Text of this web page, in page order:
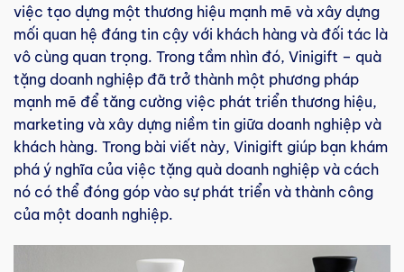
việc tạo dựng một thương hiệu mạnh mẽ và xây dựng
mối quan hệ đáng tin cậy với khách hàng và đối tác là
vô cùng quan trọng. Trong tầm nhìn đó, Vinigift – quà
tặng doanh nghiệp đã trở thành một phương pháp
mạnh mẽ để tăng cường việc phát triển thương hiệu,
marketing và xây dựng niềm tin giữa doanh nghiệp và
khách hàng. Trong bài viết này, Vinigift giúp bạn khám
phá ý nghĩa của việc tặng quà doanh nghiệp và cách
nó có thể đóng góp vào sự phát triển và thành công
của một doanh nghiệp.